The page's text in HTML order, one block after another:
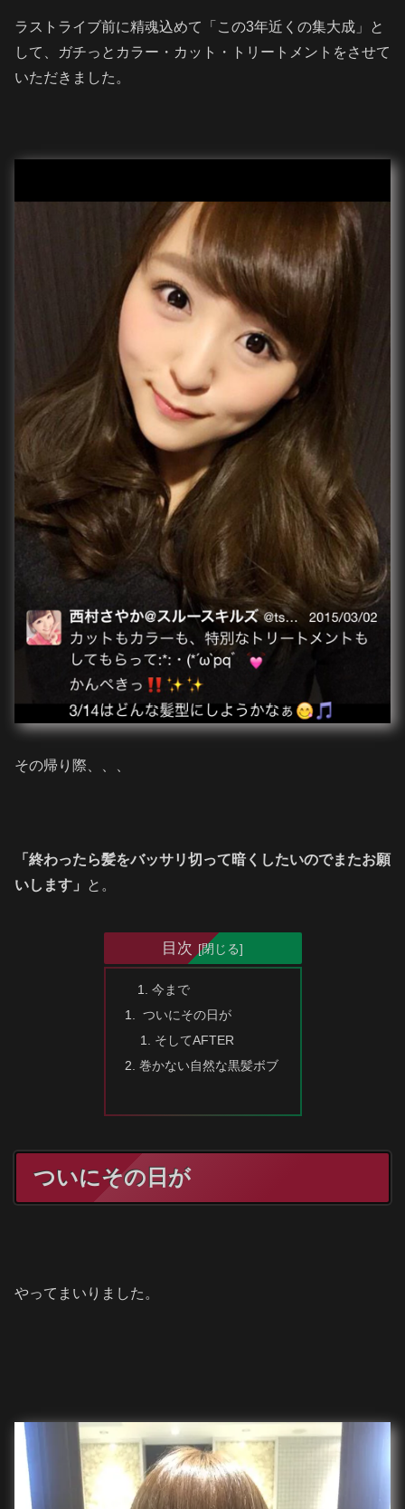
ラストライブ前に精魂込めて「この3年近くの集大成」と
して、ガチっとカラー・カット・トリートメントをさせて
いただきました。
その帰り際、、、
「終わったら髪をバッサリ切って暗くしたいのでまたお願
いします」
と。
目次
今まで
ついにその日が
そしてAFTER
巻かない自然な黒髪ボブ
ついにその日が
やってまいりました。